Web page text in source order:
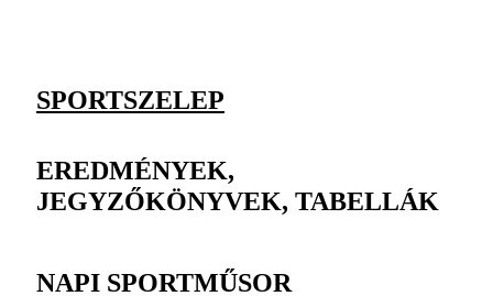
SPORTSZELEP
EREDMÉNYEK,
JEGYZŐKÖNYVEK, TABELLÁK
NAPI SPORTMŰSOR